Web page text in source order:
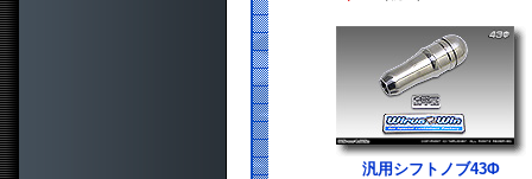
汎用シフトノブ43Φ